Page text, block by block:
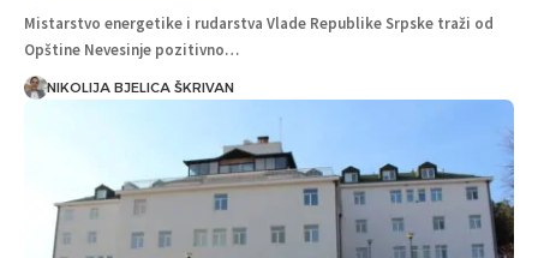
Mistarstvo energetike i rudarstva Vlade Republike Srpske traži od
Opštine Nevesinje pozitivno…
NIKOLIJA BJELICA ŠKRIVAN